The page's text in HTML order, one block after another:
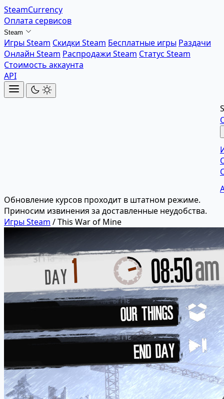
SteamCurrency
Оплата сервисов
Steam
Игры Steam Скидки Steam Бесплатные игры Раздачи
Онлайн Steam Распродажи Steam Статус Steam
Стоимость аккаунта
API
Обновление курсов проходит в штатном режиме.
Приносим извинения за доставленные неудобства.
Игры Steam /This War of Mine